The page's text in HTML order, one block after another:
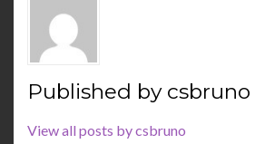
Published by csbruno
View all posts by csbruno